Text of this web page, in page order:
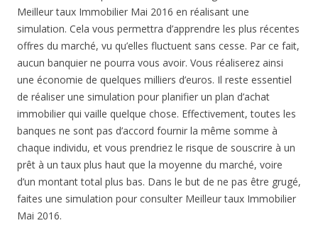
Meilleur taux Immobilier Mai 2016 en réalisant une
simulation. Cela vous permettra d’apprendre les plus récentes
offres du marché, vu qu’elles fluctuent sans cesse. Par ce fait,
aucun banquier ne pourra vous avoir. Vous réaliserez ainsi
une économie de quelques milliers d’euros. Il reste essentiel
de réaliser une simulation pour planifier un plan d’achat
immobilier qui vaille quelque chose. Effectivement, toutes les
banques ne sont pas d’accord fournir la même somme à
chaque individu, et vous prendriez le risque de souscrire à un
prêt à un taux plus haut que la moyenne du marché, voire
d’un montant total plus bas. Dans le but de ne pas être grugé,
faites une simulation pour consulter Meilleur taux Immobilier
Mai 2016.